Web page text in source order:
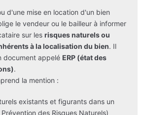
d'une mise en location d'un bien
le vendeur ou le bailleur à informer
sur les risques naturels ou
à la localisation du bien. Il
document appelé ERP (état des
.
la mention :
existants et figurants dans un
Prévention des Risques Naturels)